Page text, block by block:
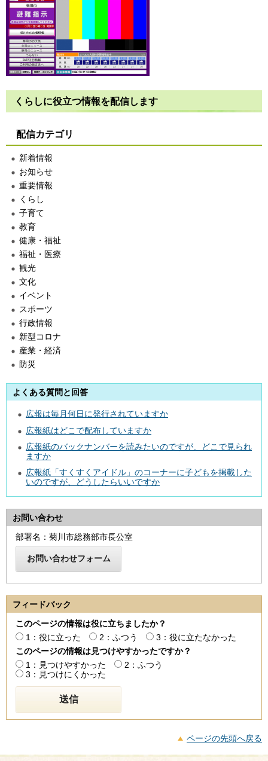
くらしに役立つ情報を配信します
配信カテゴリ
新着情報
お知らせ
重要情報
くらし
子育て
教育
健康・福祉
福祉・医療
観光
文化
イベント
スポーツ
行政情報
新型コロナ
産業・経済
防災
よくある質問と回答
広報は毎月何日に発行されていますか
広報紙はどこで配布していますか
広報紙のバックナンバーを読みたいのですが、どこで見られ
ますか
広報紙「すくすくアイドル」のコーナーに子どもを掲載した
いのですが、どうしたらいいですか
お問い合わせ
部署名：菊川市総務部市長公室
フィードバック
このページの情報は役に立ちましたか？
1：役に立った
2：ふつう
3：役に立たなかった
このページの情報は見つけやすかったですか？
1：見つけやすかった
2：ふつう
3：見つけにくかった
ページの先頭へ戻る